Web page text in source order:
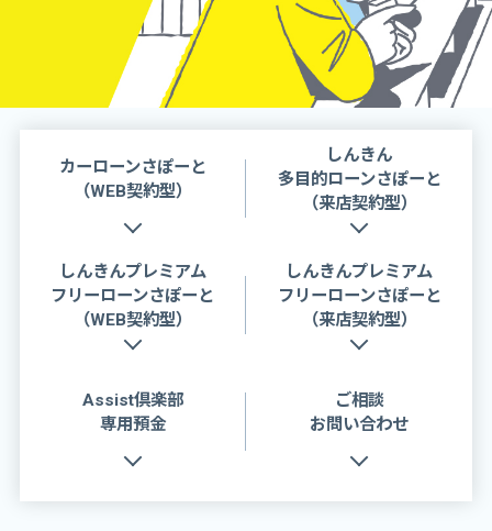
カーローンさぽーと
（WEB契約型）
しんきん
多目的ローンさぽーと
（来店契約型）
しんきんプレミアム
フリーローンさぽーと
（WEB契約型）
しんきんプレミアム
フリーローンさぽーと
（来店契約型）
Assist倶楽部
専用預金
ご相談
お問い合わせ